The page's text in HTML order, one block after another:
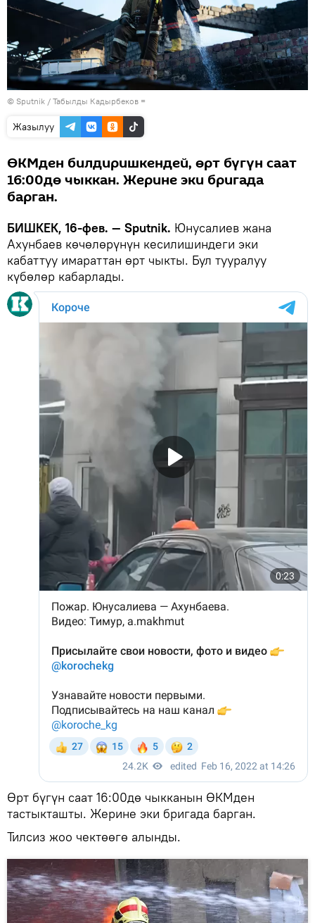
© Sputnik / Табылды Кадырбеков =
Жазылуу
ӨКМден билдиришкендей, өрт бүгүн саат
16:00дө чыккан. Жерине эки бригада
барган.
БИШКЕК, 16-фев. — Sputnik. Юнусалиев жана
Ахунбаев көчөлөрүнүн кесилишиндеги эки
кабаттуу имараттан өрт чыкты. Бул тууралуу
күбөлөр кабарлады.
Өрт бүгүн саат 16:00дө чыкканын ӨКМден
тастыкташты. Жерине эки бригада барган.
Тилсиз жоо чектөөгө алынды.